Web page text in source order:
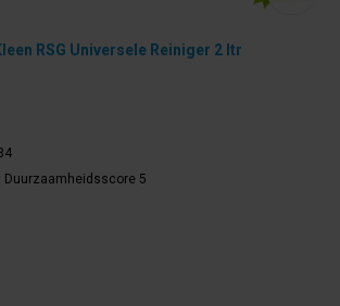
RSG Universele Reiniger 2 ltr
Duurzaamheidsscore 5